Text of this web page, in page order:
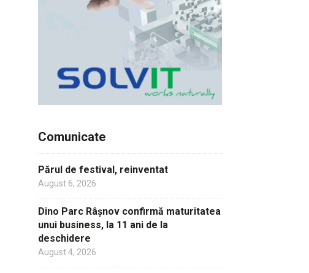
Comunicate
Părul de festival, reinventat
August 6, 2026
Dino Parc Râșnov confirmă maturitatea
unui business, la 11 ani de la
deschidere
August 4, 2026